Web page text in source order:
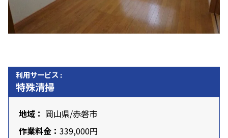
利用サービス :
特殊清掃
地域： 岡山県/赤磐市
作業料金： 339,000円